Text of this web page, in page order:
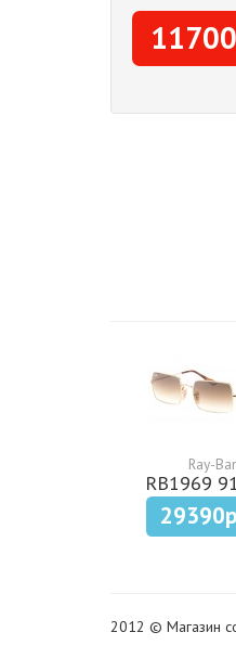
Ray-
RB1969
2012 © Магазин